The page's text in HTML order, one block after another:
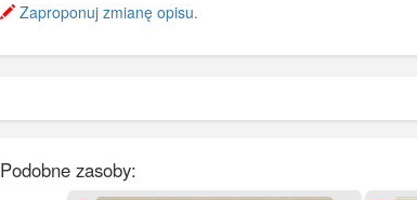
Zaproponuj zmianę opisu.
Podobne zasoby: